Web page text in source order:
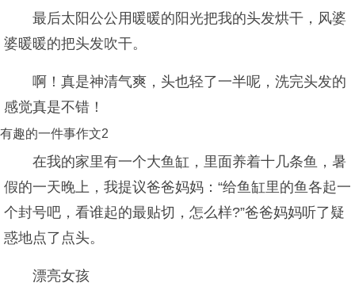
最后太阳公公用暖暖的阳光把我的头发烘干，风婆
婆暖暖的把头发吹干。
啊！真是神清气爽，头也轻了一半呢，洗完头发的
感觉真是不错！
有趣的一件事作文2
在我的家里有一个大鱼缸，里面养着十几条鱼，暑
假的一天晚上，我提议爸爸妈妈：“给鱼缸里的鱼各起一
个封号吧，看谁起的最贴切，怎么样?”爸爸妈妈听了疑
惑地点了点头。
漂亮女孩